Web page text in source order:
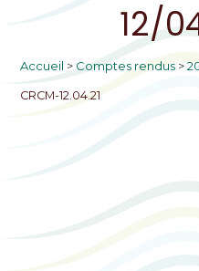
12/
Accueil > Comptes rendus >
CRCM-12.04.21